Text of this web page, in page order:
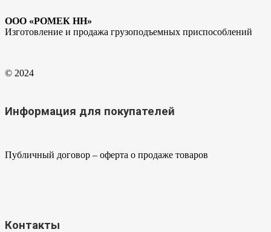
ООО «РОМЕК НН»
Изготовление и продажа грузоподъемных приспособлений
© 2024
Информация для покупателей
Публичный договор – оферта о продаже товаров
Контакты